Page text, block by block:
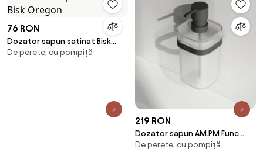
76 RON
Dozator sapun satinat Bisk
Oregon
De perete, cu pompiță
219 RON
Dozator sapun AM.PM Func
negru-sticla mata 200 ml
De perete, cu pompiță